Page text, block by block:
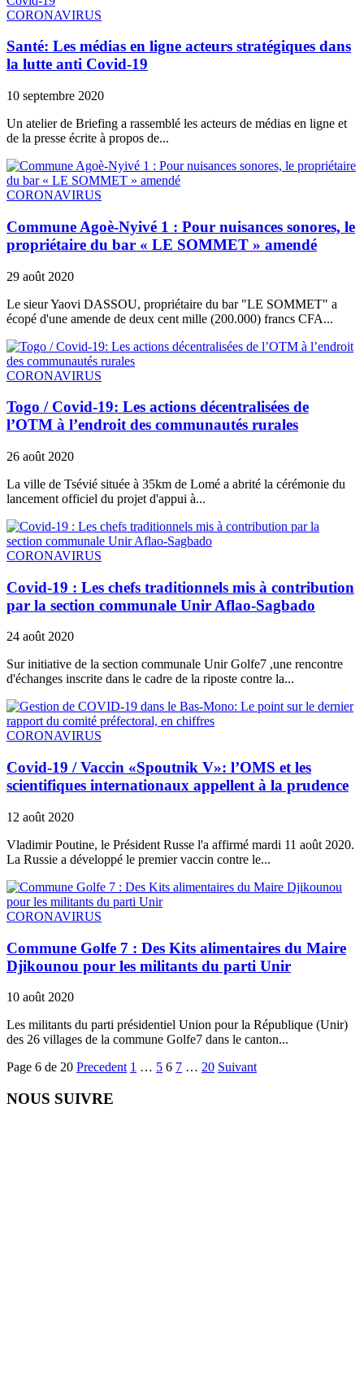
CORONAVIRUS
Santé: Les médias en ligne acteurs stratégiques dans
la lutte anti Covid-19
10 septembre 2020
Un atelier de Briefing a rassemblé les acteurs de médias en ligne et
de la presse écrite à propos de...
CORONAVIRUS
Commune Agoè-Nyivé 1 : Pour nuisances sonores, le
propriétaire du bar « LE SOMMET » amendé
29 août 2020
Le sieur Yaovi DASSOU, propriétaire du bar "LE SOMMET" a
écopé d'une amende de deux cent mille (200.000) francs CFA...
CORONAVIRUS
Togo / Covid-19: Les actions décentralisées de
l’OTM à l’endroit des communautés rurales
26 août 2020
La ville de Tsévié située à 35km de Lomé a abrité la cérémonie du
lancement officiel du projet d'appui à...
CORONAVIRUS
Covid-19 : Les chefs traditionnels mis à contribution
par la section communale Unir Aflao-Sagbado
24 août 2020
Sur initiative de la section communale Unir Golfe7 ,une rencontre
d'échanges inscrite dans le cadre de la riposte contre la...
CORONAVIRUS
Covid-19 / Vaccin «Spoutnik V»: l’OMS et les
scientifiques internationaux appellent à la prudence
12 août 2020
Vladimir Poutine, le Président Russe l'a affirmé mardi 11 août 2020.
La Russie a développé le premier vaccin contre le...
CORONAVIRUS
Commune Golfe 7 : Des Kits alimentaires du Maire
Djikounou pour les militants du parti Unir
10 août 2020
Les militants du parti présidentiel Union pour la République (Unir)
des 26 villages de la commune Golfe7 dans le canton...
Page 6 de 20 Precedent 1 … 5 6 7 … 20 Suivant
NOUS SUIVRE